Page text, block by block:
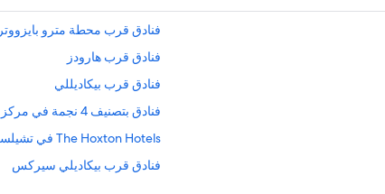
فنادق قرب محطة مترو بايزووتر
فنادق قرب هارودز
فنادق قرب بيكاديللي
فنادق بتصنيف 4 نجمة في مركز مدينة لندن
The Hoxton Hotels في تشيلسي
فنادق قرب بيكاديلي سيركس